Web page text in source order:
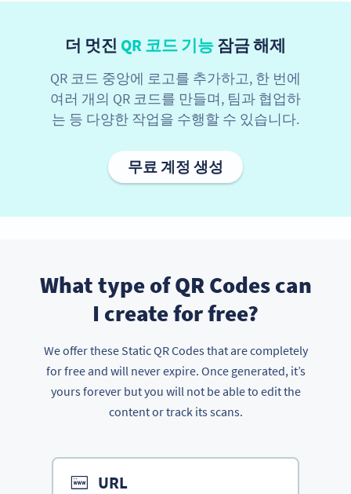
더 멋진 QR 코드 기능잠금 해제
QR 코드 중앙에 로고를 추가하고, 한 번에
여러 개의 QR 코드를 만들며, 팀과 협업하
는 등 다양한 작업을 수행할 수 있습니다.
무료 계정 생성
What type of QR Codes can
I create for free?
We offer these Static QR Codes that are completely
for free and will never expire. Once generated, it’s
yours forever but you will not be able to edit the
content or track its scans.
URL